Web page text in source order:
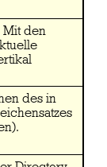
Mit den
des in